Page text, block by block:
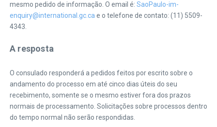
mesmo pedido de informação. O email é: SaoPaulo-im-
enquiry@international.gc.ca e o telefone de contato: (11) 5509-
4343.
A resposta
O consulado responderá a pedidos feitos por escrito sobre o
andamento do processo em até cinco dias úteis do seu
recebimento, somente se o mesmo estiver fora dos prazos
normais de processamento. Solicitações sobre processos dentro
do tempo normal não serão respondidas.